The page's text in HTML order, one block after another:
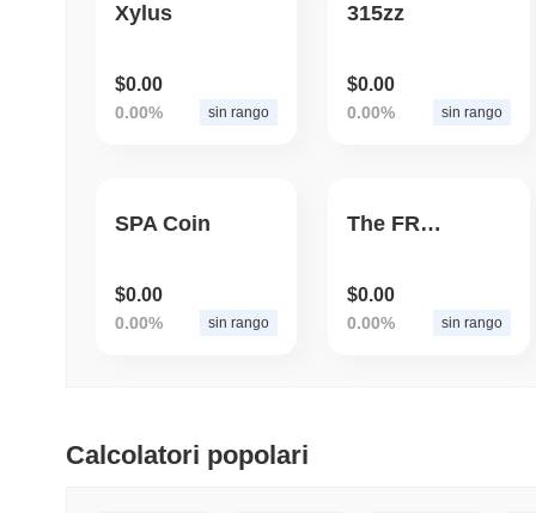
Xylus
$0.00
0.00% sin rango
315zz
$0.00
0.00% sin rango
SPA Coin
$0.00
0.00% sin rango
The FREEMOON Token
$0.00
0.00% sin rango
Calcolatori popolari